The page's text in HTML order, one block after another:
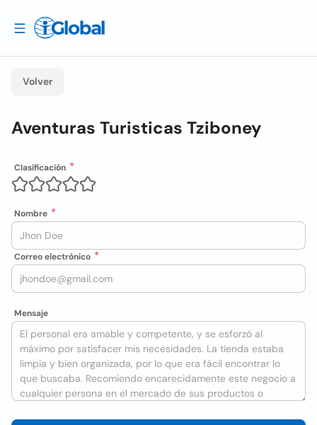
Volver
Aventuras Turisticas Tziboney
Clasificación
Nombre
Correo electrónico
Mensaje